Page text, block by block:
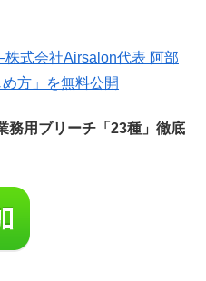
式会社Airsalon代表 阿部
方」を無料公開
務用ブリーチ「23種」徹底